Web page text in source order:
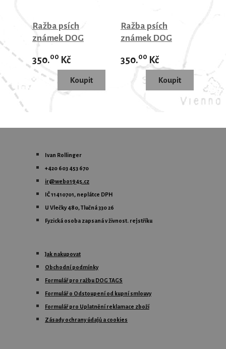
Ražba psích
známek DOG
350.00 Kč
Ražba psích
známek DOG
350.00 Kč
Ivan Rollinger
+420 603 453 670
ir@webo1945.cz
IČ 11410701, neplátce DPH
U Vlečky 480, Tlučná 330 26
Fyzická osoba zapsanáv živnost. rejstříku
Jak nakupovat
Obchodní podmínky
Formulář pro ražbu DOG TAGS
Formulář o Odstoupení od kupní smlouvy
Formulář pro Uplatnění reklamace zboží
Zásady ochrany údajů a cookies